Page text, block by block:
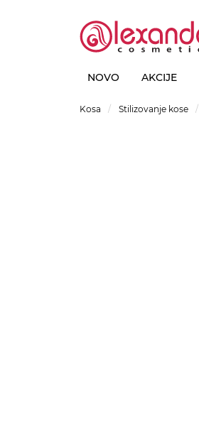
NOVO AKCIJE
Kosa Stilizovanje kose